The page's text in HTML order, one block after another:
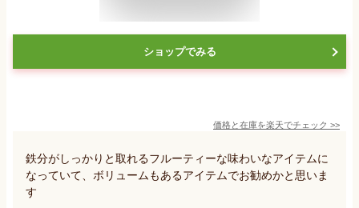
ショップでみる
価格と在庫を楽天でチェック >>
鉄分がしっかりと取れるフルーティーな味わいなアイテムに
なっていて、ボリュームもあるアイテムでお勧めかと思いま
す